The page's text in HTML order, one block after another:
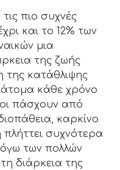
πιο συχνές
και το 12% των
μια
της ζωής
της κατάθλιψης
άτομα κάθε χρόνο
πάσχουν από
καρκίνο
πλήττει συχνότερα
των πολλών
διάρκεια της